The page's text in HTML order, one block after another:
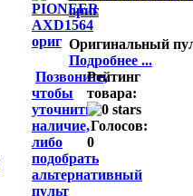
ориг
Оригинальный
Подробнее ...
Позвоните,
чтобы
уточнить
наличие,
либо
подобрать
альтернативный
пульт
Рейтинг
товара:
Голосов:
0